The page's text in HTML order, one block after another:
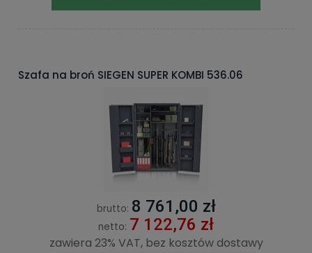
Szafa na broń SIEGEN SUPER KOMBI 536.06
brutto: 8 761,00 zł
netto: 7 122,76 zł
zawiera 23% VAT, bez kosztów dostawy